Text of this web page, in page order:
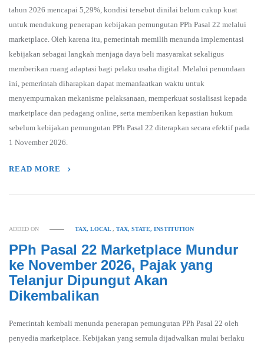
tahun 2026 mencapai 5,29%, kondisi tersebut dinilai belum cukup kuat
untuk mendukung penerapan kebijakan pemungutan PPh Pasal 22 melalui
marketplace. Oleh karena itu, pemerintah memilih menunda implementasi
kebijakan sebagai langkah menjaga daya beli masyarakat sekaligus
memberikan ruang adaptasi bagi pelaku usaha digital. Melalui penundaan
ini, pemerintah diharapkan dapat memanfaatkan waktu untuk
menyempurnakan mekanisme pelaksanaan, memperkuat sosialisasi kepada
marketplace dan pedagang online, serta memberikan kepastian hukum
sebelum kebijakan pemungutan PPh Pasal 22 diterapkan secara efektif pada
1 November 2026.
READ MORE
ADDED ON TAX, LOCAL,TAX, STATE, INSTITUTION
PPh Pasal 22 Marketplace Mundur
ke November 2026, Pajak yang
Telanjur Dipungut Akan
Dikembalikan
Pemerintah kembali menunda penerapan pemungutan PPh Pasal 22 oleh
penyedia marketplace. Kebijakan yang semula dijadwalkan mulai berlaku